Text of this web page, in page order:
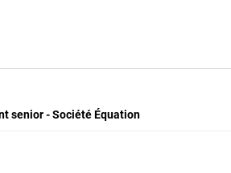
senior - Société Équation